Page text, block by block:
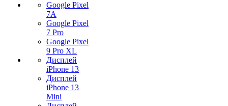
Google Pixel
7А
Google Pixel
7 Pro
Google Pixel
9 Pro XL
Дисплей
iPhone 13
Дисплей
iPhone 13
Mini